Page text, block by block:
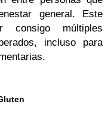
general. Este
consigo múltiples
incluso para